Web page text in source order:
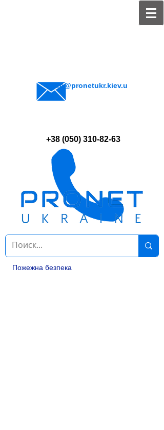
info@pronetukr.kiev.u
a
+38 (050) 310-82-63
Пожежна безпека